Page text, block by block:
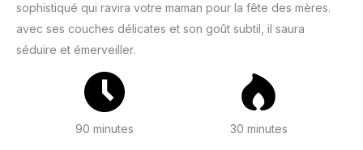
sophistiqué qui ravira votre maman pour la fête des mères.
avec ses couches délicates et son goût subtil, il saura
séduire et émerveiller.
90 minutes 30 minutes